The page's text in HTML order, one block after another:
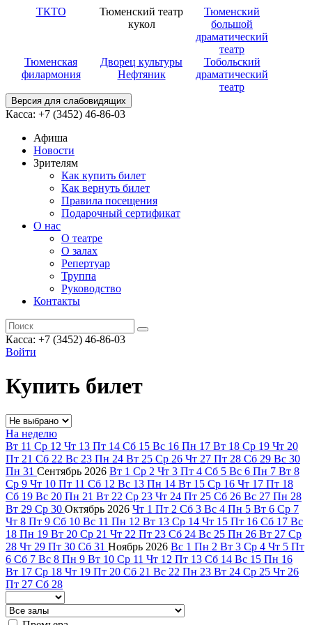
ТКТО
Тюменский театр
кукол
Тюменский
большой
драматический
театр
Тюменская
филармония
Дворец культуры
Нефтяник
Тобольский
драматический
театр
Версия для слабовидящих
Касса: +7 (3452) 46-86-03
Афиша
Новости
Зрителям
Как купить билет
Как вернуть билет
Правила посещения
Подарочный сертификат
О нас
О театре
О залах
Репертуар
Труппа
Руководство
Контакты
Касса: +7 (3452) 46-86-03
Войти
Купить билет
На неделю
Вт 11 Ср 12 Чт 13 Пт 14 Сб 15 Вс 16 Пн 17 Вт 18 Ср 19 Чт 20
Пт 21 Сб 22 Вс 23 Пн 24 Вт 25 Ср 26 Чт 27 Пт 28 Сб 29 Вс 30
Пн 31 Сентябрь 2026 Вт 1 Ср 2 Чт 3 Пт 4 Сб 5 Вс 6 Пн 7 Вт 8
Ср 9 Чт 10 Пт 11 Сб 12 Вс 13 Пн 14 Вт 15 Ср 16 Чт 17 Пт 18
Сб 19 Вс 20 Пн 21 Вт 22 Ср 23 Чт 24 Пт 25 Сб 26 Вс 27 Пн 28
Вт 29 Ср 30 Октябрь 2026 Чт 1 Пт 2 Сб 3 Вс 4 Пн 5 Вт 6 Ср 7
Чт 8 Пт 9 Сб 10 Вс 11 Пн 12 Вт 13 Ср 14 Чт 15 Пт 16 Сб 17 Вс
18 Пн 19 Вт 20 Ср 21 Чт 22 Пт 23 Сб 24 Вс 25 Пн 26 Вт 27 Ср
28 Чт 29 Пт 30 Сб 31 Ноябрь 2026 Вс 1 Пн 2 Вт 3 Ср 4 Чт 5 Пт
6 Сб 7 Вс 8 Пн 9 Вт 10 Ср 11 Чт 12 Пт 13 Сб 14 Вс 15 Пн 16
Вт 17 Ср 18 Чт 19 Пт 20 Сб 21 Вс 22 Пн 23 Вт 24 Ср 25 Чт 26
Пт 27 Сб 28